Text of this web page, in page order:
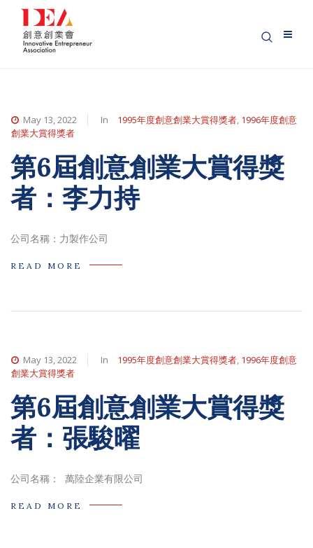
May 13, 2022 In 1995年度創意創業大賞得獎者, 1996年度創意
創業大賞得獎者
第6屆創意創業大賞得獎
者：李力持
公司名稱：力製作公司
READ MORE
May 13, 2022 In 1995年度創意創業大賞得獎者, 1996年度創意
創業大賞得獎者
第6屆創意創業大賞得獎
者：張駿曜
公司名稱： 萬陸企業有限公司
READ MORE